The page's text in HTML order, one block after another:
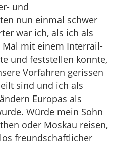
und
nun einmal schwer
war ich, als ich als
Mal mit einem Interrail-
und feststellen konnte,
Vorfahren gerissen
sind und ich als
Europas als
Würde mein Sohn
oder Moskau reisen,
freundschaftlicher